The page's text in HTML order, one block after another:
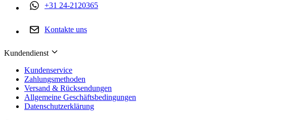
+31 24-2120365
Kontakte uns
Kundendienst
Kundenservice
Zahlungsmethoden
Versand & Rücksendungen
Allgemeine Geschäftsbedingungen
Datenschutzerklärung